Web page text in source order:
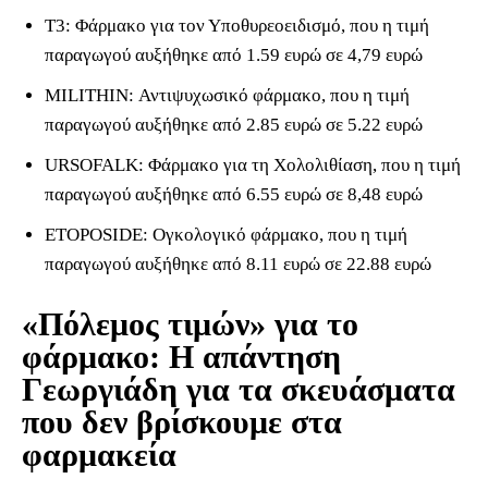
T3: Φάρμακο για τον Υποθυρεοειδισμό, που η τιμή
παραγωγού αυξήθηκε από 1.59 ευρώ σε 4,79 ευρώ
MILITHIN: Αντιψυχωσικό φάρμακο, που η τιμή
παραγωγού αυξήθηκε από 2.85 ευρώ σε 5.22 ευρώ
URSOFALK: Φάρμακο για τη Χολολιθίαση, που η τιμή
παραγωγού αυξήθηκε από 6.55 ευρώ σε 8,48 ευρώ
ETOPOSIDE: Ογκολογικό φάρμακο, που η τιμή
παραγωγού αυξήθηκε από 8.11 ευρώ σε 22.88 ευρώ
«Πόλεμος τιμών» για το
φάρμακο: Η απάντηση
Γεωργιάδη για τα σκευάσματα
που δεν βρίσκουμε στα
φαρμακεία